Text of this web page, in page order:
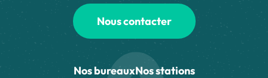
Nous contacter
Nos bureauxNos stations